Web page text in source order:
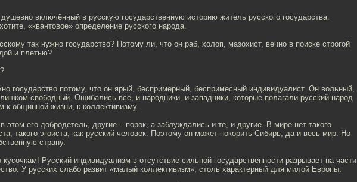
душевно включённый в русскую государственную историю житель русского государства.
«квантовое» определение русского народа.
так нужно государство? Потому ли, что он раб, холоп, мазохист, вечно в поиске строгой
и плетью?
государство потому, что он ярый, беспримерный, беспримесный индивидуалист. Он вольный,
свободный. Ошибались все, и народники, и западники, которые полагали русский народ
к общинной жизни, к коллективизму.
этом его добродетель, другие – порок, а заблуждались и те, и другие. В мире нет такого
такого эгоиста, как русский человек. Поэтому он может покорить Сибирь, да и весь мир. Но
страну.
Русский индивидуализм в отсутствие сильной государственности разрывает на части
У русских слабо развит «малый коллективизм», столь характерный для милой Европы.